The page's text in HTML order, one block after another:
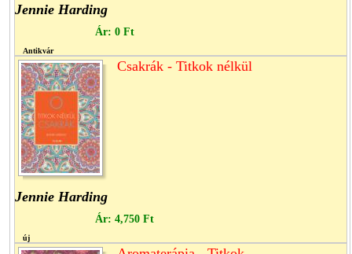
Jennie Harding
Ár: 0 Ft
Antikvár
Csakrák - Titkok nélkül
Jennie Harding
Ár: 4,750 Ft
új